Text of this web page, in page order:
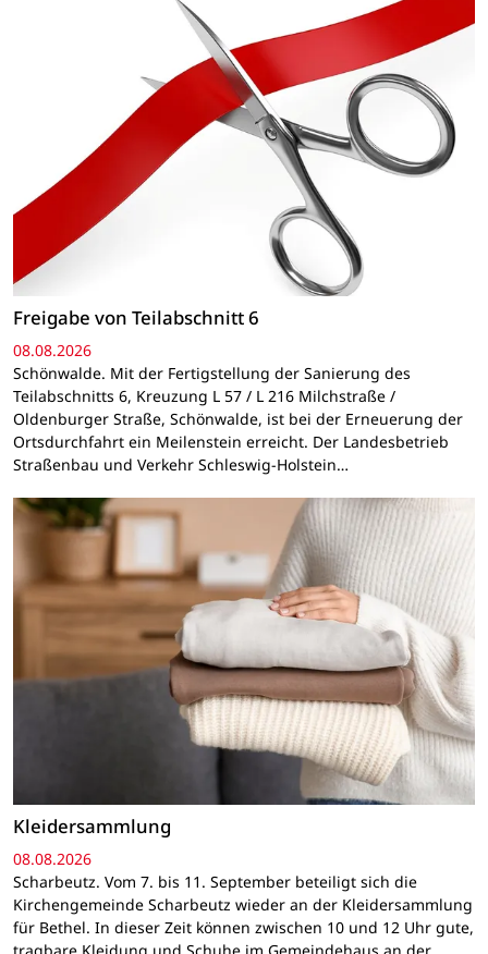
Freigabe von Teilabschnitt 6
08.08.2026
Schönwalde. Mit der Fertigstellung der Sanierung des
Teilabschnitts 6, Kreuzung L 57 / L 216 Milchstraße /
Oldenburger Straße, Schönwalde, ist bei der Erneuerung der
Ortsdurchfahrt ein Meilenstein erreicht. Der Landesbetrieb
Straßenbau und Verkehr Schleswig-Holstein…
Kleidersammlung
08.08.2026
Scharbeutz. Vom 7. bis 11. September beteiligt sich die
Kirchengemeinde Scharbeutz wieder an der Kleidersammlung
für Bethel. In dieser Zeit können zwischen 10 und 12 Uhr gute,